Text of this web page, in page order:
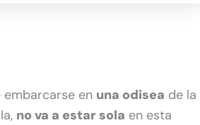
en una odisea de la
no va a estar sola en esta